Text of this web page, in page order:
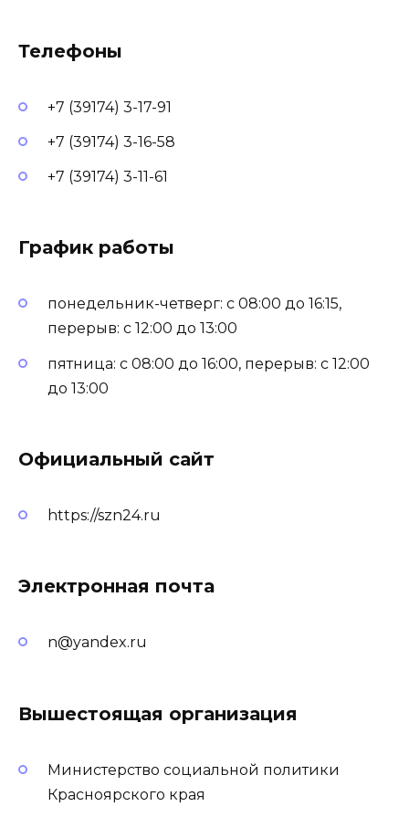
Телефоны
+7 (39174) 3-17-91
+7 (39174) 3-16-58
+7 (39174) 3-11-61
График работы
понедельник-четверг: с 08:00 до 16:15,
перерыв: с 12:00 до 13:00
пятница: с 08:00 до 16:00, перерыв: с 12:00
до 13:00
Официальный сайт
https://szn24.ru
Электронная почта
n@yandex.ru
Вышестоящая организация
Министерство социальной политики
Красноярского края